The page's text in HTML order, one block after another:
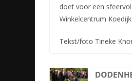
doet voor een
Winkelcentrum
Tekst/foto Tineke